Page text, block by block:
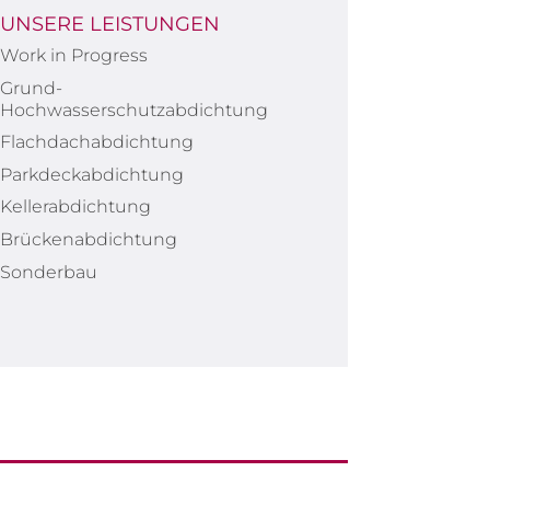
UNSERE LEISTUNGEN
Work in Progress
Grund-
Hochwasserschutzabdichtung
Flachdachabdichtung
Parkdeckabdichtung
Kellerabdichtung
Brückenabdichtung
Sonderbau